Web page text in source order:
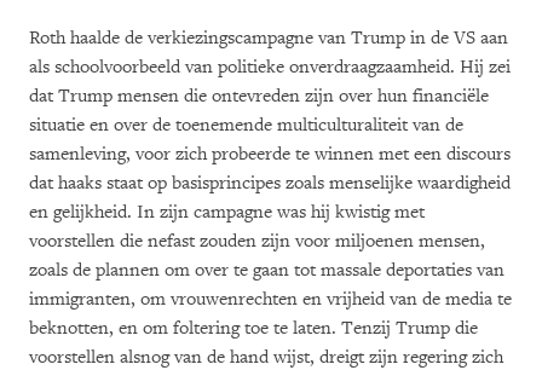
Roth haalde de verkiezingscampagne van Trump in de VS aan
als schoolvoorbeeld van politieke onverdraagzaamheid. Hij zei
dat Trump mensen die ontevreden zijn over hun financiële
situatie en over de toenemende multiculturaliteit van de
samenleving, voor zich probeerde te winnen met een discours
dat haaks staat op basisprincipes zoals menselijke waardigheid
en gelijkheid. In zijn campagne was hij kwistig met
voorstellen die nefast zouden zijn voor miljoenen mensen,
zoals de plannen om over te gaan tot massale deportaties van
immigranten, om vrouwenrechten en vrijheid van de media te
beknotten, en om foltering toe te laten. Tenzij Trump die
voorstellen alsnog van de hand wijst, dreigt zijn regering zich